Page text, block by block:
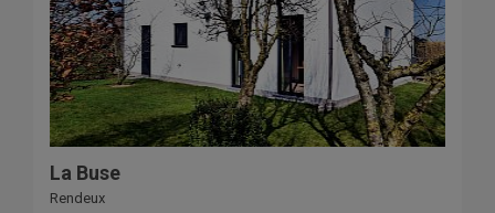
La Buse
Rendeux